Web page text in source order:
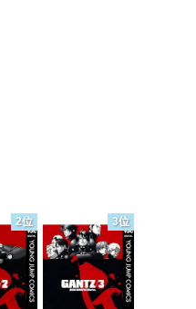
2位 3位